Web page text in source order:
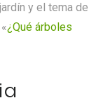
y el tema de
«¿Qué árboles